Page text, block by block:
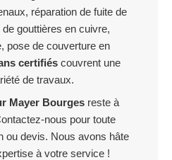
réparation de fuite de
gouttières en cuivre,
pose de couverture en
certifiéscouvrent une
de travaux.
Mayer Bourgesreste à
nous pour toute
ou devis. Nous avons hâte
à votre service !